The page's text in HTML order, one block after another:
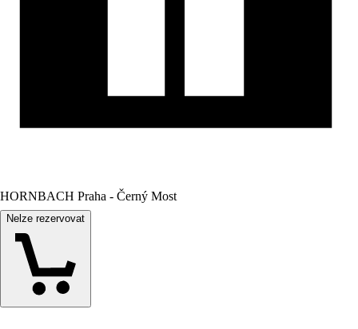
HORNBACH Praha - Černý Most
Nelze rezervovat